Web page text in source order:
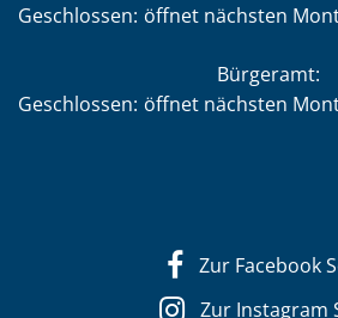
Klicken, um weitere Öffnungs-
Geschlossen: öffnet nächsten
Bürgeramt:
Klicken, um weitere Öffnungs-
Geschlossen: öffnet nächsten
Zur Facebook
Zur Instagram